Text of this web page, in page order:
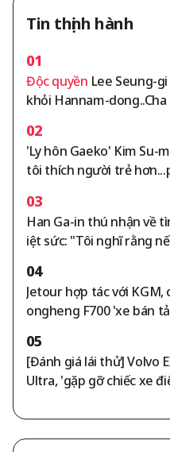
Tin thịnh hành
01
Độc quyền Lee Seung-
khỏi Hannam-
leo thang [tổng hợp]
02
'Ly hôn Gaeko' Kim Su-
tôi thích người trẻ
ô lễ" [Su-mi's Tea]
03
Han Ga-in thú nhận về
iệt sức: "Tôi nghĩ rằng
hông sao" [Phụ nữ tự do]
04
Jetour hợp tác với KGM,
ongheng F700 'xe bán
05
[Đánh giá lái thử] Volvo
Ultra, 'gặp gỡ chiếc xe